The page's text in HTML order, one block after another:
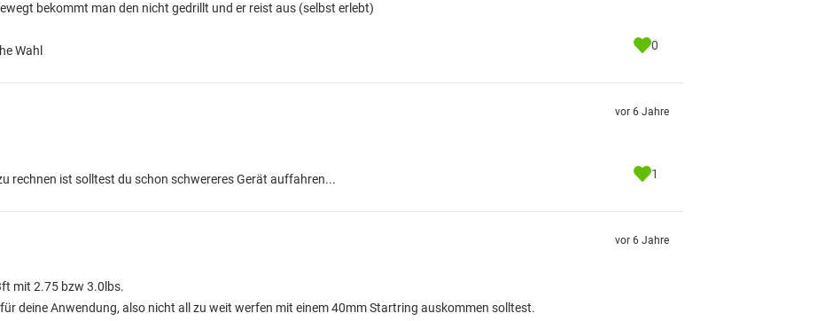
bekommt man den nicht gedrillt und er reist aus (selbst erlebt)
Wahl 0
rechnen ist solltest du schon schwereres Gerät auffahren...
vor 6 Jahre
1
mit 2.75 bzw 3.0lbs.
deine Anwendung, also nicht all zu weit werfen mit einem 40mm Startring auskommen solltest.
vor 6 Jahre